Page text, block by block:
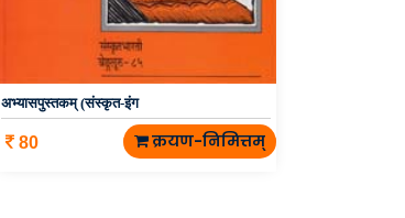
अभ्यासपुस्तकम् (संस्कृत-इंग
80 क्रयण-निमित्तम्